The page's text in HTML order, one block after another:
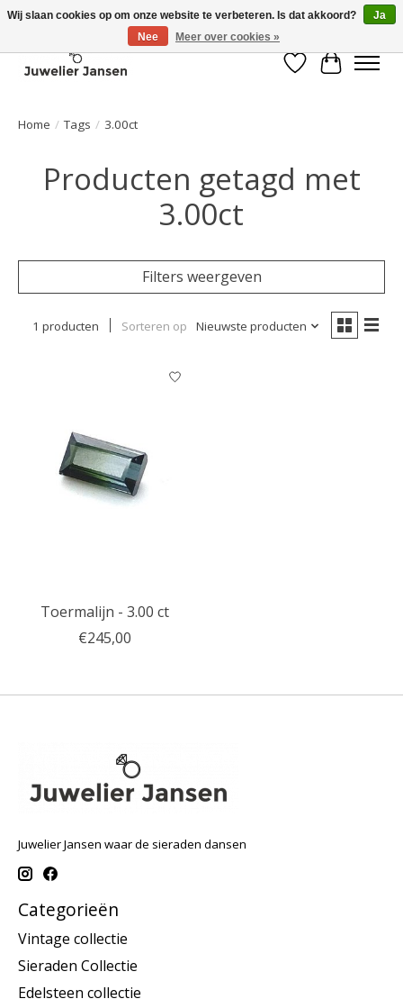
Verlanglijst
Home / Tags / 3.00ct
Producten getagd met
3.00ct
Filters weergeven
1 producten Sorteren op Nieuwste producten
Toermalijn - 3.00 ct
€245,00
Juwelier Jansen waar de sieraden dansen
Categorieën
Vintage collectie
Sieraden Collectie
Edelsteen collectie
Wij slaan cookies op om onze website te verbeteren. Is dat akkoord?
Ja
Nee
Meer over cookies »